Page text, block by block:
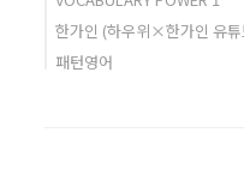
한가인 (하우위×한가인 유튜
패턴영어